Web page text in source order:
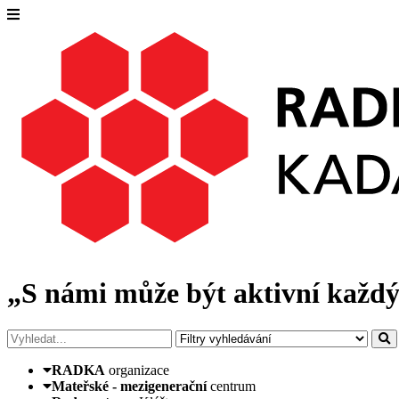
„S námi může být aktivní
RADKA organizace
Mateřské - mezigenerační centrum